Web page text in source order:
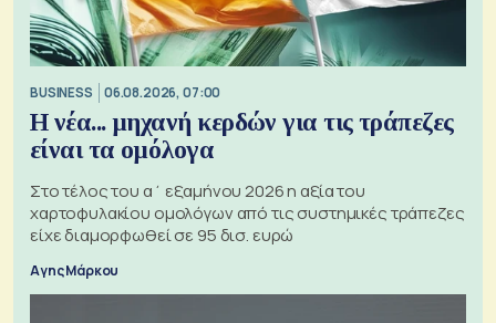
BUSINESS 06.08.2026, 07:00
Η νέα... μηχανή κερδών για τις τράπεζες
είναι τα ομόλογα
Στο τέλος του α΄ εξαμήνου 2026 η αξία του
χαρτοφυλακίου ομολόγων από τις συστημικές τράπεζες
είχε διαμορφωθεί σε 95 δισ. ευρώ
Αγης Μάρκου